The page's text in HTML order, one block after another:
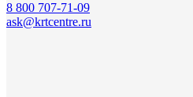
8 800 707-71-09
ask@krtcentre.ru